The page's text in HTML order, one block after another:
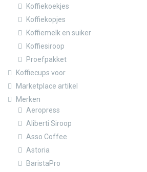
Koffiekoekjes
Koffiekopjes
Koffiemelk en suiker
Koffiesiroop
Proefpakket
Koffiecups voor
Marketplace artikel
Merken
Aeropress
Aliberti Siroop
Asso Coffee
Astoria
BaristaPro